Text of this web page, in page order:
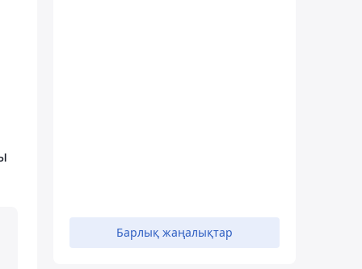
Барлық жаңалықтар